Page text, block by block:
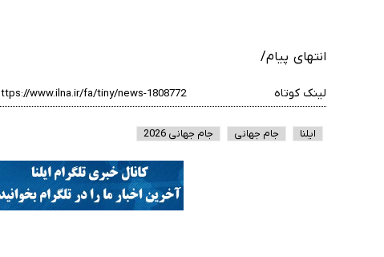
انتهای پیام/
لینک کوتاه
ایلنا جام جهانی جام جهانی 2026